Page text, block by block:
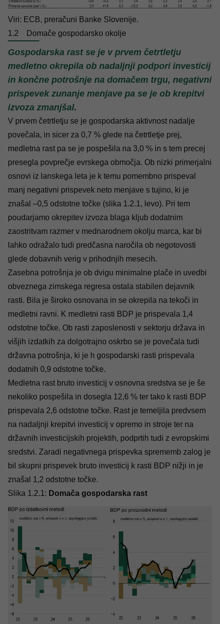
Viri: ECB, preračuni Banke Slovenije.
1.2
Domače gospodarsko okolje
Gospodarska rast se je v prvem četrtletju
medletno okrepila ob nadaljnji podpori investicij
in končne potrošnje na domačem trgu, negativni
prispevek zunanje menjave pa se je ob krepitvi
izvoza zmanjšal.
V prvem četrtletju se je gospodarska aktivnost nadalje
povečala, in sicer za 0,7 % glede na četrtletje prej,
medletna rast pa se je pospešila na 3,0 % in s tem precej
presegla povprečje evrskega območja. Ob nizki primerjalni
osnovi iz lanskega leta je k temu pomembno prispeval
manj negativni prispevek neto menjave s tujino, ki je
znašal –0,5 odstotne točke (slika 1.2.1, levo). Pri tem
poudarjamo okrepitev izvoza blaga kljub dodatnim
zaostritvam razmer v mednarodnem okolju marca, kar bi
lahko odražalo tudi predčasna naročila ob negotovosti
glede dobavnih verig v prihodnjih mesecih.
Zasebna potrošnja je ob dvigu minimalne plače in uvedbi
obveznega zimskega regresa ostala stabilen dejavnik
rasti. Bila je široko osnovana in se okrepila na tekoči in
medletni ravni. K medletni rasti BDP je prispevala 1,4
odstotne točke. Ob rasti zaposlenosti v sektorju država in
višjih izdatkih za dolgotrajno oskrbo se je povečala tudi
državna potrošnja, ki je h gospodarski rasti prispevala
dodatnih 0,9 odstotne točke.
Medletna rast bruto investicij v osnovna sredstva se je še
nekoliko pospešila in dosegla 12,6 % ter tako k rasti BDP
prispevala 2,6 odstotne točke. Rast je temeljila predvsem
na nadaljnji krepitvi investicij v opremo in stroje ter na
državnih investicijskih projektih, podprtih tudi z evropskimi
sredstvi. Zaradi negativnega prispevka sprememb zalog je
bil skupni prispevek bruto investicij k rasti BDP nižji in je
znašal 1,2 odstotne točke.
Slika 1.2.1: Domača gospodarska rast